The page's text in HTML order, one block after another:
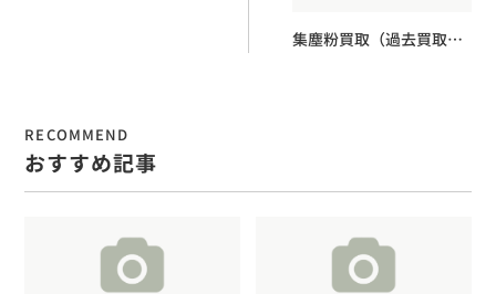
集塵粉買取（過去買取実
RECOMMEND
おすすめ記事